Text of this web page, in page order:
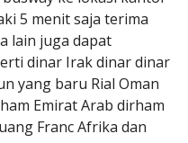
5 menit saja terima
lain juga dapat
dinar Irak dinar dinar
yang baru Rial Oman
Emirat Arab dirham
Franc Afrika dan